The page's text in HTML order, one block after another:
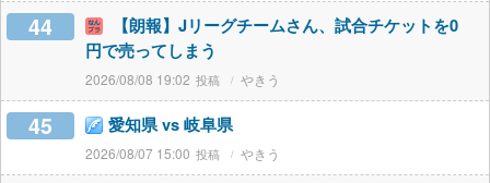
44
【朗報】Jリーグチームさん、試合チケットを0
円で売ってしまう
2026/08/08 19:02 やきう
45 愛知県 vs 岐阜県
2026/08/07 15:00 やきう